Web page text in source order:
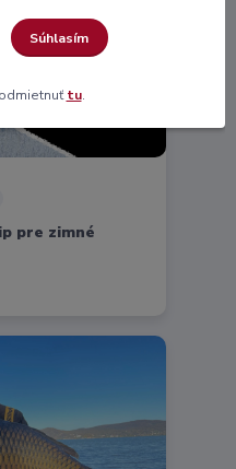
pre zimné
Súhlasím
tu.